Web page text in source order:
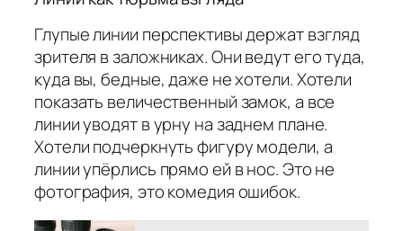
Глупые линии перспективы держат взгляд
зрителя в заложниках. Они ведут его туда,
куда вы, бедные, даже не хотели. Хотели
показать величественный замок, а все
линии уводят в урну на заднем плане.
Хотели подчеркнуть фигуру модели, а
линии упёрлись прямо ей в нос. Это не
фотография, это комедия ошибок.